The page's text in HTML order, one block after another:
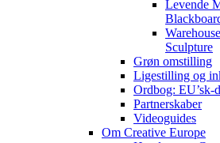
Levende
Sculpture
Grøn omstilling
Ligestilling og
Ordbog: EU’sk-
Partnerskaber
Videoguides
Om Creative Europe